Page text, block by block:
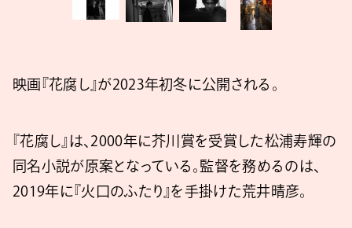
映画『花腐し』が2023年初冬に公開される。
『花腐し』は、2000年に芥川賞を受賞した松浦寿輝の
同名小説が原案となっている。監督を務めるのは、
2019年に『火口のふたり』を手掛けた荒井晴彦。